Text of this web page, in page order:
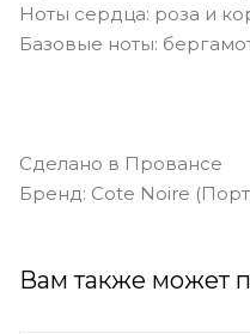
Ноты сердца: роза и
Базовые ноты:
Сделано в Провансе
Бренд: Cote Noire
Вам также может